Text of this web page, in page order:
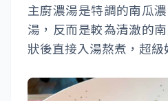
主廚濃湯是特調的南瓜
湯，反而是較為清澈的
狀後直接入湯熬煮，超級